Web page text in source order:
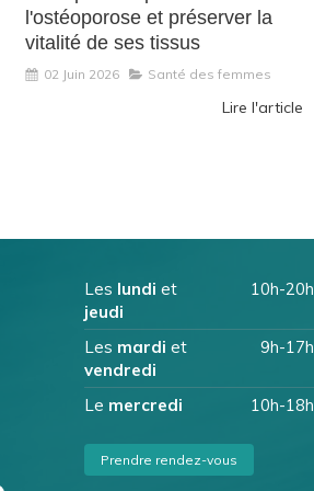
l'ostéoporose et préserver la
vitalité de ses tissus
02 Juin 2026 Santé des femmes
Lire l'article
Les lundi et
jeudi
10h-20h
Les mardi et
vendredi
9h-17h
Le mercredi 10h-18h
Prendre rendez-vous